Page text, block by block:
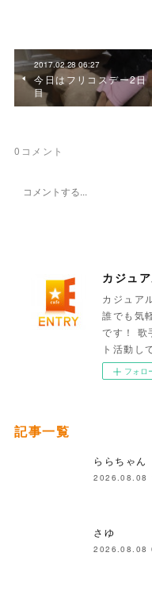
2017.02.28 06:27
今日はフリコスデー2日
目
0 コメント
カジュア
誰でも気
です！ 歌
ト活動し
フォロ
記事一覧
ららちゃん
2026.08.08
さゆ
2026.08.08